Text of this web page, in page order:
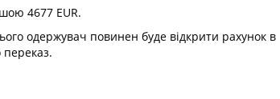
4677 EUR.
одержувач повинен буде відкрити рахунок в
переказ.